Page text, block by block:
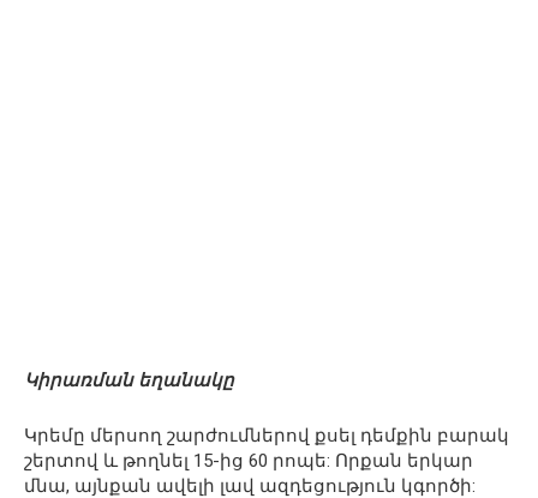
Կիրառման եղանակը
Կրեմը մերսող շարժումներով քսել դեմքին բարակ
շերտով և թողնել 15-ից 60 րոպե: Որքան երկար
մնա, այնքան ավելի լավ ազդեցություն կգործի: